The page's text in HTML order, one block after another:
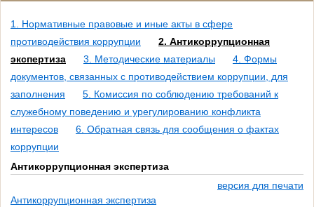
1. Нормативные правовые и иные акты в сфере
противодействия коррупции
2. Антикоррупционная
экспертиза
3. Методические материалы
4. Формы
документов, связанных с противодействием коррупции, для
заполнения
5. Комиссия по соблюдению требований к
служебному поведению и урегулированию конфликта
интересов
6. Обратная связь для сообщения о фактах
коррупции
Антикоррупционная экспертиза
версия для печати
Антикоррупционная экспертиза